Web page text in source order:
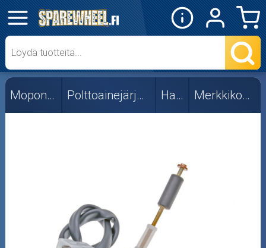
✕
Mopon osat
Skootterin osat
Crossipyörän osat
Mopoauton osat
Mönkijän osat
Mopon osat Polttoainejärjestelmä Hanat Merkkikohtaiset